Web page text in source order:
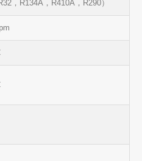
，R134A，R410A，R290）